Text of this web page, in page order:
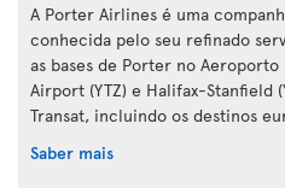
A Porter Airlines é uma
conhecida pelo seu refinado
as bases de Porter no
Airport (YTZ) e Halifax-Stanfield
Transat, incluindo os destinos
Saber mais